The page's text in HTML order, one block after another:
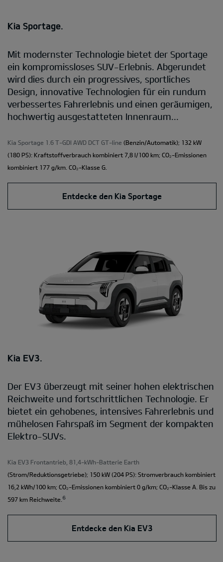
Kia Sportage.
Mit modernster Technologie bietet der Sportage
ein kompromissloses SUV-Erlebnis. Abgerundet
wird dies durch ein progressives, sportliches
Design, innovative Technologien für ein rundum
verbessertes Fahrerlebnis und einen geräumigen,
hochwertig ausgestatteten Innenraum...
Kia Sportage 1.6 T-GDI AWD DCT GT-line (Benzin/Automatik); 132 kW
(180 PS): Kraftstoffverbrauch kombiniert 7,8 l/100 km; CO₂-Emissionen
kombiniert 177 g/km. CO₂-Klasse G.
Entdecke den Kia Sportage
Kia EV3.
Der EV3 überzeugt mit seiner hohen elektrischen
Reichweite und fortschrittlichen Technologie. Er
bietet ein gehobenes, intensives Fahrerlebnis und
mühelosen Fahrspaß im Segment der kompakten
Elektro-SUVs.
Kia EV3 Frontantrieb, 81,4-kWh-Batterie Earth
(Strom/Reduktionsgetriebe); 150 kW (204 PS): Stromverbrauch kombiniert
16,2 kWh/100 km; CO₂-Emissionen kombiniert 0 g/km; CO₂-Klasse A. Bis zu
597 km Reichweite. ⁶
Entdecke den Kia EV3